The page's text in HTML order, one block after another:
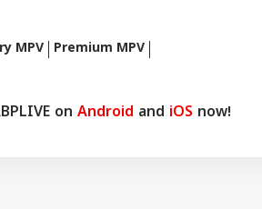
దేశంలో గత నాలుగేళ్ల నుంచి న్యూస్
MPV
Premium MPV
on Android and iOS now!